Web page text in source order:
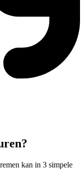
kan in 3 simpele